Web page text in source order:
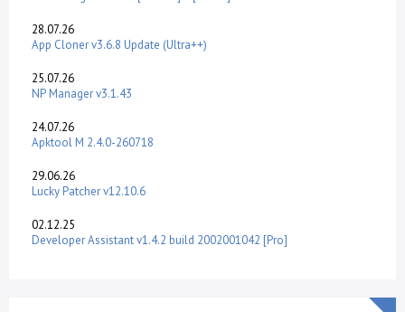
28.07.26
App Cloner v3.6.8 Update (Ultra++)
25.07.26
NP Manager v3.1.43
24.07.26
Apktool M 2.4.0-260718
29.06.26
Lucky Patcher v12.10.6
02.12.25
Developer Assistant v1.4.2 build 2002001042 [Pro]